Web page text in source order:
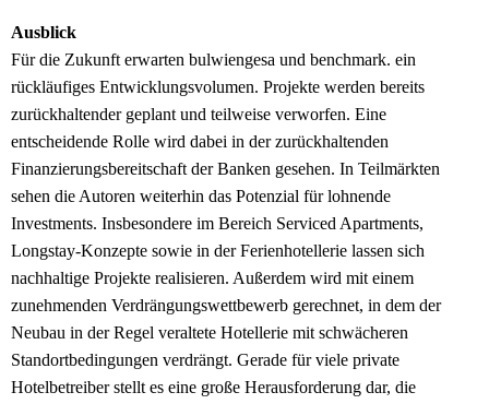
Ausblick
Für die Zukunft erwarten bulwiengesa und benchmark. ein
rückläufiges Entwicklungsvolumen. Projekte werden bereits
zurückhaltender geplant und teilweise verworfen. Eine
entscheidende Rolle wird dabei in der zurückhaltenden
Finanzierungsbereitschaft der Banken gesehen. In Teilmärkten
sehen die Autoren weiterhin das Potenzial für lohnende
Investments. Insbesondere im Bereich Serviced Apartments,
Longstay-Konzepte sowie in der Ferienhotellerie lassen sich
nachhaltige Projekte realisieren. Außerdem wird mit einem
zunehmenden Verdrängungswettbewerb gerechnet, in dem der
Neubau in der Regel veraltete Hotellerie mit schwächeren
Standortbedingungen verdrängt. Gerade für viele private
Hotelbetreiber stellt es eine große Herausforderung dar, die